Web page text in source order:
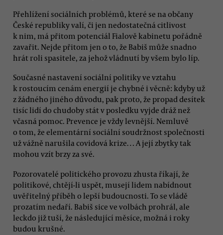
Přehlížení sociálních problémů, které se na občany
České republiky valí, či jen nedostatečná citlivost
k nim, má přitom potenciál Fialově kabinetu pořádně
zavařit. Nejde přitom jen o to, že Babiš může snadno
hrát roli spasitele, za jehož vládnutí by všem bylo líp.
Současné nastavení sociální politiky ve vztahu
k rostoucím cenám energií je chybné i věcně: kdyby už
z žádného jiného důvodu, pak proto, že propad desítek
tisíc lidí do chudoby stát v posledku vyjde dráž než
včasná pomoc. Prevence je vždy levnější. Nemluvě
o tom, že elementární sociální soudržnost společnosti
už vážně narušila covidová krize… A její zbytky tak
mohou vzít brzy za své.
Pozorovatelé politického provozu zhusta říkají, že
politikové, chtějí-li uspět, musejí lidem nabídnout
uvěřitelný příběh o lepší budoucnosti. To se vládě
prozatím nedaří. Babiš sice ve volbách prohrál, ale
leckdo již tuší, že následující měsíce, možná i roky
budou krušné.